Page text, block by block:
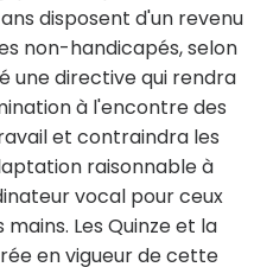
disposent d'un revenu
non-handicapés, selon
une directive qui rendra
à l'encontre des
et contraindra les
raisonnable à
vocal pour ceux
Les Quinze et la
en vigueur de cette